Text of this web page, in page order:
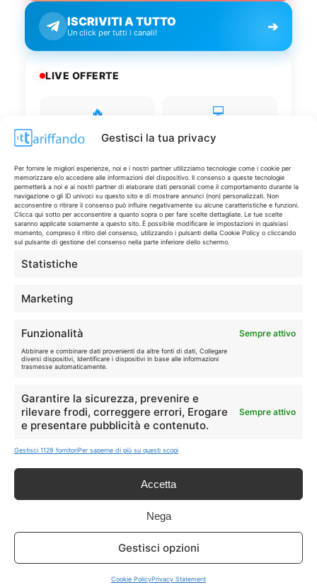
Gestisci la tua privacy
Per fornire le migliori esperienze, noi e i nostri partner utilizziamo tecnologie come i cookie per
memorizzare e/o accedere alle informazioni del dispositivo. Il consenso a queste tecnologie
permetterà a noi e ai nostri partner di elaborare dati personali come il comportamento durante la
navigazione o gli ID univoci su questo sito e di mostrare annunci (non) personalizzati. Non
acconsentire o ritirare il consenso può influire negativamente su alcune caratteristiche e funzioni.
Clicca qui sotto per acconsentire a quanto sopra o per fare scelte dettagliate. Le tue scelte
saranno applicate solamente a questo sito. È possibile modificare le impostazioni in qualsiasi
momento, compreso il ritiro del consenso, utilizzando i pulsanti della Cookie Policy o cliccando
sul pulsante di gestione del consenso nella parte inferiore dello schermo.
Statistiche
Marketing
Funzionalità Sempre attivo
Abbinare e combinare dati provenienti da altre fonti di dati, Collegare
diversi dispositivi, Identificare i dispositivi in base alle informazioni
trasmesse automaticamente.
Garantire la sicurezza, prevenire e
rilevare frodi, correggere errori, Erogare
e presentare pubblicità e contenuto.
Sempre attivo
Gestisci 1129 fornitoriPer saperne di più su questi scopi
Accetta
Nega
Gestisci opzioni
Cookie PolicyPrivacy Statement
ISCRIVITI A TUTTO
Un click per tutti i canali! ➔
LIVE OFFERTE
🔥 💻
🛒
Spesa
👗
Moda
🏠
Casa
💎
Extra
I marchi citati appartengono ai rispettivi proprietari. Le offerte
segnalate possono subire variazioni: verifica sempre le condizioni
In qualità di Affiliato Amazon ed eBay, Tariffando riceve un
guadagno dagli acquisti idonei.